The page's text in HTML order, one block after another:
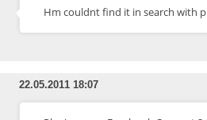
Hm couldnt find it in search with
22.05.2011 18:07